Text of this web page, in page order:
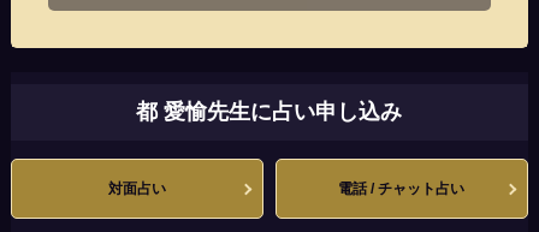
都 愛愉先生に占い申し込み
対面占い 電話 / チャット占い